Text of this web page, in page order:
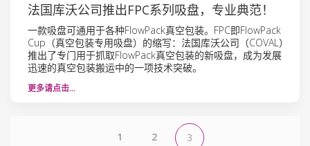
法国库沃公司推出FPC系列吸盘，专业典范！
一款吸盘可通用于各种FlowPack真空包装。FPC即FlowPack
Cup（真空包装专用吸盘）的缩写：法国库沃公司（COVAL）
推出了专门用于抓取FlowPack真空包装的新吸盘，成为发展
迅速的真空包装搬运中的一项技术突破。
更多请点击…
1 2 3